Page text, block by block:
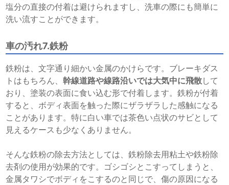
塩分の直接の付着は避けられますし、洗車の際にも簡単に
洗い流すことができます。
車の汚れ7.鉄粉
鉄粉は、文字通り細かい金属のかけらです。ブレーキダス
トはもちろん、幹線道路や線路沿いでは大気中に飛散して
おり、塗装の表面に食い込む形で付着します。鉄粉が付着
すると、ボディ表面を触った際にザラザラした感触になる
ことがあります。特に白い車では茶色い点状のサビとして
見えるケースも少なくありません。
そんな鉄粉の除去方法としては、鉄粉除去用粘土や鉄粉除
去剤の使用が効果的です。ゴシゴシとこすってしまうと、
金属タワシでボディをこするのと同じで、傷の原因になる